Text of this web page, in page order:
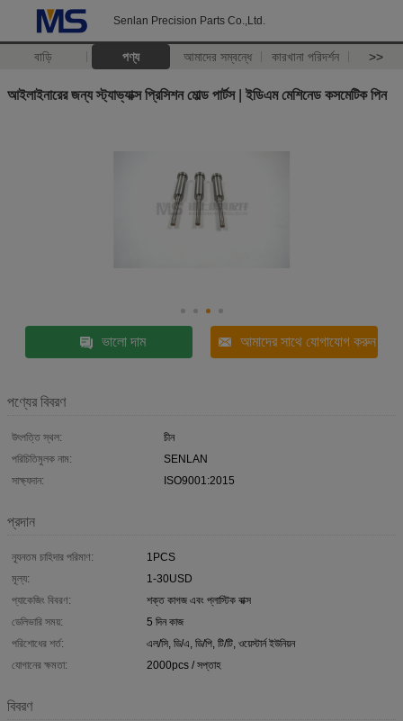
Senlan Precision Parts Co.,Ltd.
বাড়ি পণ্য আমাদের সম্বন্ধে কারখানা পরিদর্শন >>
আইলাইনারের জন্য স্ট্যাভ্যাক্স প্রিসিশন মোল্ড পার্টস | ইডিএম মেশিনেড কসমেটিক পিন
ভালো দাম আমাদের সাথে যোগাযোগ করুন
পণ্যের বিবরণ
উৎপত্তি স্থল:
চীন
পরিচিতিমুলক নাম:
SENLAN
সাক্ষ্যদান:
ISO9001:2015
প্রদান
ন্যূনতম চাহিদার পরিমাণ:
1PCS
মূল্য:
1-30USD
প্যাকেজিং বিবরণ:
শক্ত কাগজ এবং প্লাস্টিক বাক্স
ডেলিভারি সময়:
5 দিন কাজ
পরিশোধের শর্ত:
এল/সি, ডি/এ, ডি/পি, টি/টি, ওয়েস্টার্ন ইউনিয়ন
যোগানের ক্ষমতা:
2000pcs / সপ্তাহ
বিবরণ